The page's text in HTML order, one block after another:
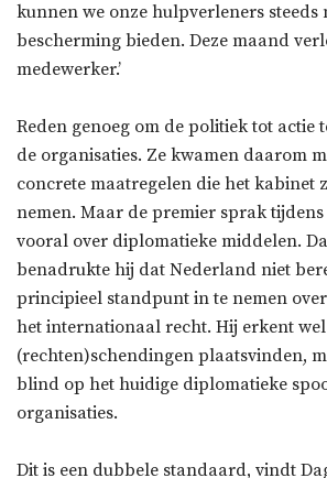
kunnen we onze hulpverleners steeds
bescherming bieden. Deze maand
medewerker.’
Reden genoeg om de politiek tot actie
de organisaties. Ze kwamen daarom
concrete maatregelen die het kabinet
nemen. Maar de premier sprak
vooral over diplomatieke middelen.
benadrukte hij dat Nederland niet
principieel standpunt in te nemen
het internationaal recht. Hij erkent
(rechten)schendingen plaatsvinden,
blind op het huidige diplomatieke
organisaties.
Dit is een dubbele standaard, vindt